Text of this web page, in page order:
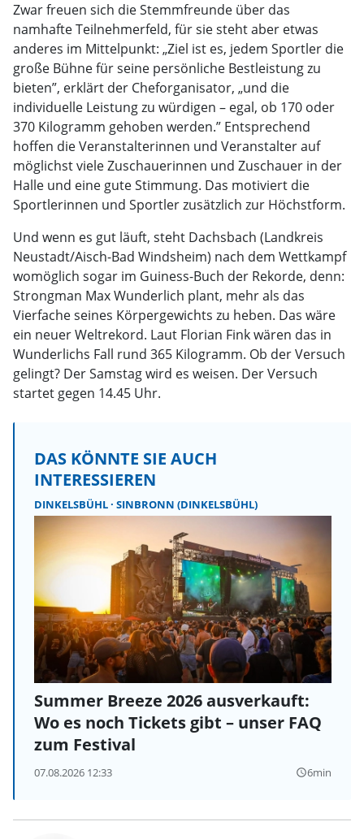
Zwar freuen sich die Stemmfreunde über das
namhafte Teilnehmerfeld, für sie steht aber etwas
anderes im Mittelpunkt: „Ziel ist es, jedem Sportler die
große Bühne für seine persönliche Bestleistung zu
bieten”, erklärt der Cheforganisator, „und die
individuelle Leistung zu würdigen – egal, ob 170 oder
370 Kilogramm gehoben werden.” Entsprechend
hoffen die Veranstalterinnen und Veranstalter auf
möglichst viele Zuschauerinnen und Zuschauer in der
Halle und eine gute Stimmung. Das motiviert die
Sportlerinnen und Sportler zusätzlich zur Höchstform.
Und wenn es gut läuft, steht Dachsbach (Landkreis
Neustadt/Aisch-Bad Windsheim) nach dem Wettkampf
womöglich sogar im Guiness-Buch der Rekorde, denn:
Strongman Max Wunderlich plant, mehr als das
Vierfache seines Körpergewichts zu heben. Das wäre
ein neuer Weltrekord. Laut Florian Fink wären das in
Wunderlichs Fall rund 365 Kilogramm. Ob der Versuch
gelingt? Der Samstag wird es weisen. Der Versuch
startet gegen 14.45 Uhr.
DAS KÖNNTE SIE AUCH
INTERESSIEREN
DINKELSBÜHL SINBRONN (DINKELSBÜHL)
Summer Breeze 2026 ausverkauft:
Wo es noch Tickets gibt – unser FAQ
zum Festival
07.08.2026 12:33 query_builder6min